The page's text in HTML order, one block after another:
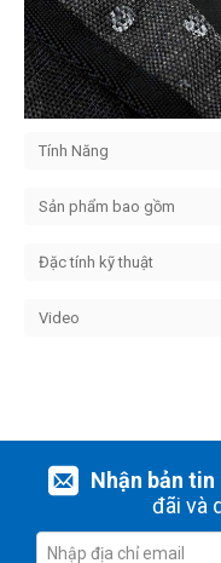
Tính Năng
Sản phẩm bao gồm
Đặc tính kỹ thuật
Video
Nhận bản
đãi và